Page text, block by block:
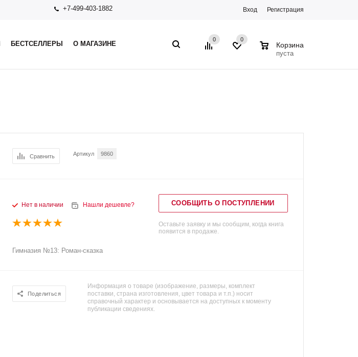
+7-499-403-1882 Вход Регистрация
БЕСТСЕЛЛЕРЫ О МАГАЗИНЕ
0 0
Корзина
пуста
Сравнить Артикул 9860
Нет в наличии Нашли дешевле? СООБЩИТЬ О ПОСТУПЛЕНИИ
Оставьте заявку и мы сообщим, когда книга
появится в продаже.
Гимназия №13: Роман-сказка
Поделиться
Информация о товаре (изображение, размеры, комплект
поставки, страна изготовления, цвет товара и т.п.) носит
справочный характер и основывается на доступных к моменту
публикации сведениях.